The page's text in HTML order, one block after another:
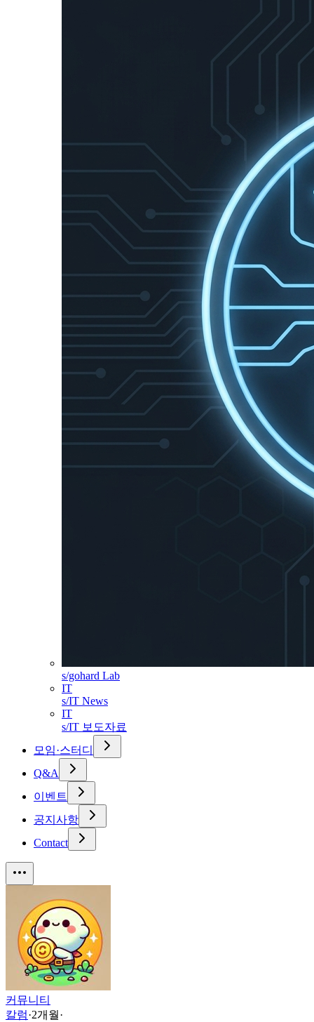
s/gohard Lab
IT
s/IT News
IT
s/IT 보도자료
모임·스터디
Q&A
이벤트
공지사항
Contact
커뮤니티
칼럼·2개월·